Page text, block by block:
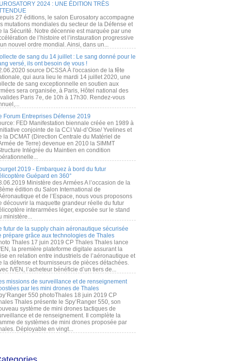
2024 : UNE ÉDITION TRÈS
27 éditions, le salon Eurosatory accompagne
mutations mondiales du secteur de la Défense et
la Sécurité. Notre décennie est marquée par une
de l’histoire et l’instauration progressive
nouvel ordre mondial. Ainsi, dans un...
de sang du 14 juillet : Le sang donné pour le
versé, ils ont besoin de vous !
source DCSSA À l'occasion de la fête
qui aura lieu le mardi 14 juillet 2020, une
de sang exceptionnelle en soutien aux
sera organisée, à Paris, Hôtel national des
Paris 7e, de 10h à 17h30. Rendez-vous
Forum Entreprises Défense 2019
FED Manifestation biennale créée en 1989 à
conjointe de la CCI Val-d’Oise/ Yvelines et
la DCMAT (Direction Centrale du Matériel de
de Terre) devenue en 2010 la SIMMT
Intégrée du Maintien en condition
2019 - Embarquez à bord du futur
Guépard en 360°
Ministère des Armées A l’occasion de la
édition du Salon International de
et de l’Espace, nous vous proposons
découvrir la maquette grandeur réelle du futur
interarmées léger, exposée sur le stand
ministère...
futur de la supply chain aéronautique sécurisée
prépare grâce aux technologies de Thales
Thales 17 juin 2019 CP Thales Thales lance
la première plateforme digitale assurant la
en relation entre industriels de l’aéronautique et
la défense et fournisseurs de pièces détachées.
IVEN, l’acheteur bénéficie d’un tiers de...
missions de surveillance et de renseignement
par les mini drones de Thales
550 photoThales 18 juin 2019 CP
Thales présente le Spy’Ranger 550, son
système de mini drones tactiques de
et de renseignement. Il complète la
de systèmes de mini drones proposée par
Déployable en vingt...